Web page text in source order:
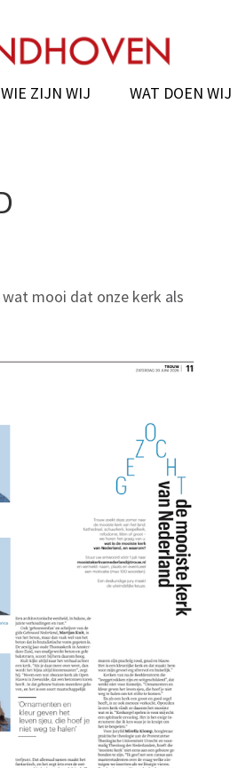
Eindhoven
WIE ZIJN WIJ WAT DOEN WIJ
mooi dat onze kerk als